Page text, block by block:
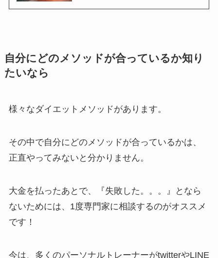
自分にどのメソッドが合っているか知り
たいなら
様々なダイエットメソッドがあります。
その中で自分にどのメソッドが合っているかは、
正直やってみないと分かりません。
大金を払ったあとで、『失敗した。。。』となら
ないためには、1度専門家に相談するのがオススメ
です！
今は、多くのパーソナルトレーナーがtwitterやLINE